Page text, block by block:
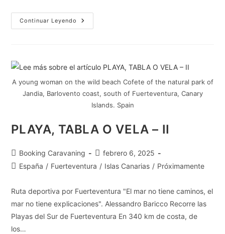
Continuar Leyendo
A young woman on the wild beach Cofete of the natural park of
Jandia, Barlovento coast, south of Fuerteventura, Canary
Islands. Spain
PLAYA, TABLA O VELA – II
Booking Caravaning
febrero 6, 2025
España / Fuerteventura / Islas Canarias / Próximamente
Ruta deportiva por Fuerteventura "El mar no tiene caminos, el
mar no tiene explicaciones". Alessandro Baricco Recorre las
Playas del Sur de Fuerteventura En 340 km de costa, de
los…